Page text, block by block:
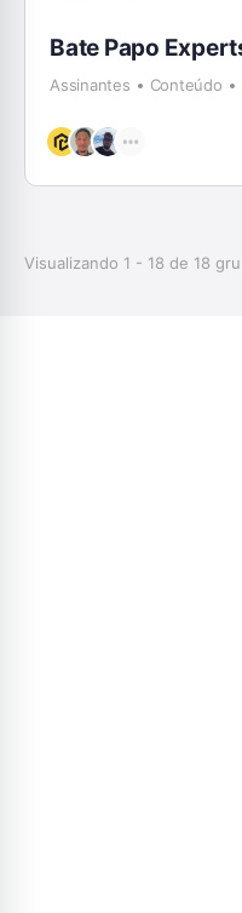
Bate Papo
Assinantes Conteúdo
Visualizando 1 - 18 de 18